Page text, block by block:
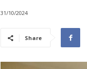
31/10/2024
Share